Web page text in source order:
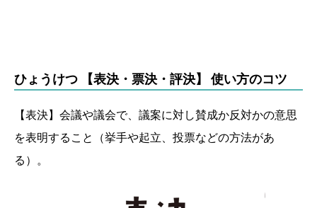
ひょうけつ 【表決・票決・評決】 使い方のコツ
【表決】会議や議会で、議案に対し賛成か反対かの意思
を表明すること（挙手や起立、投票などの方法があ
る）。